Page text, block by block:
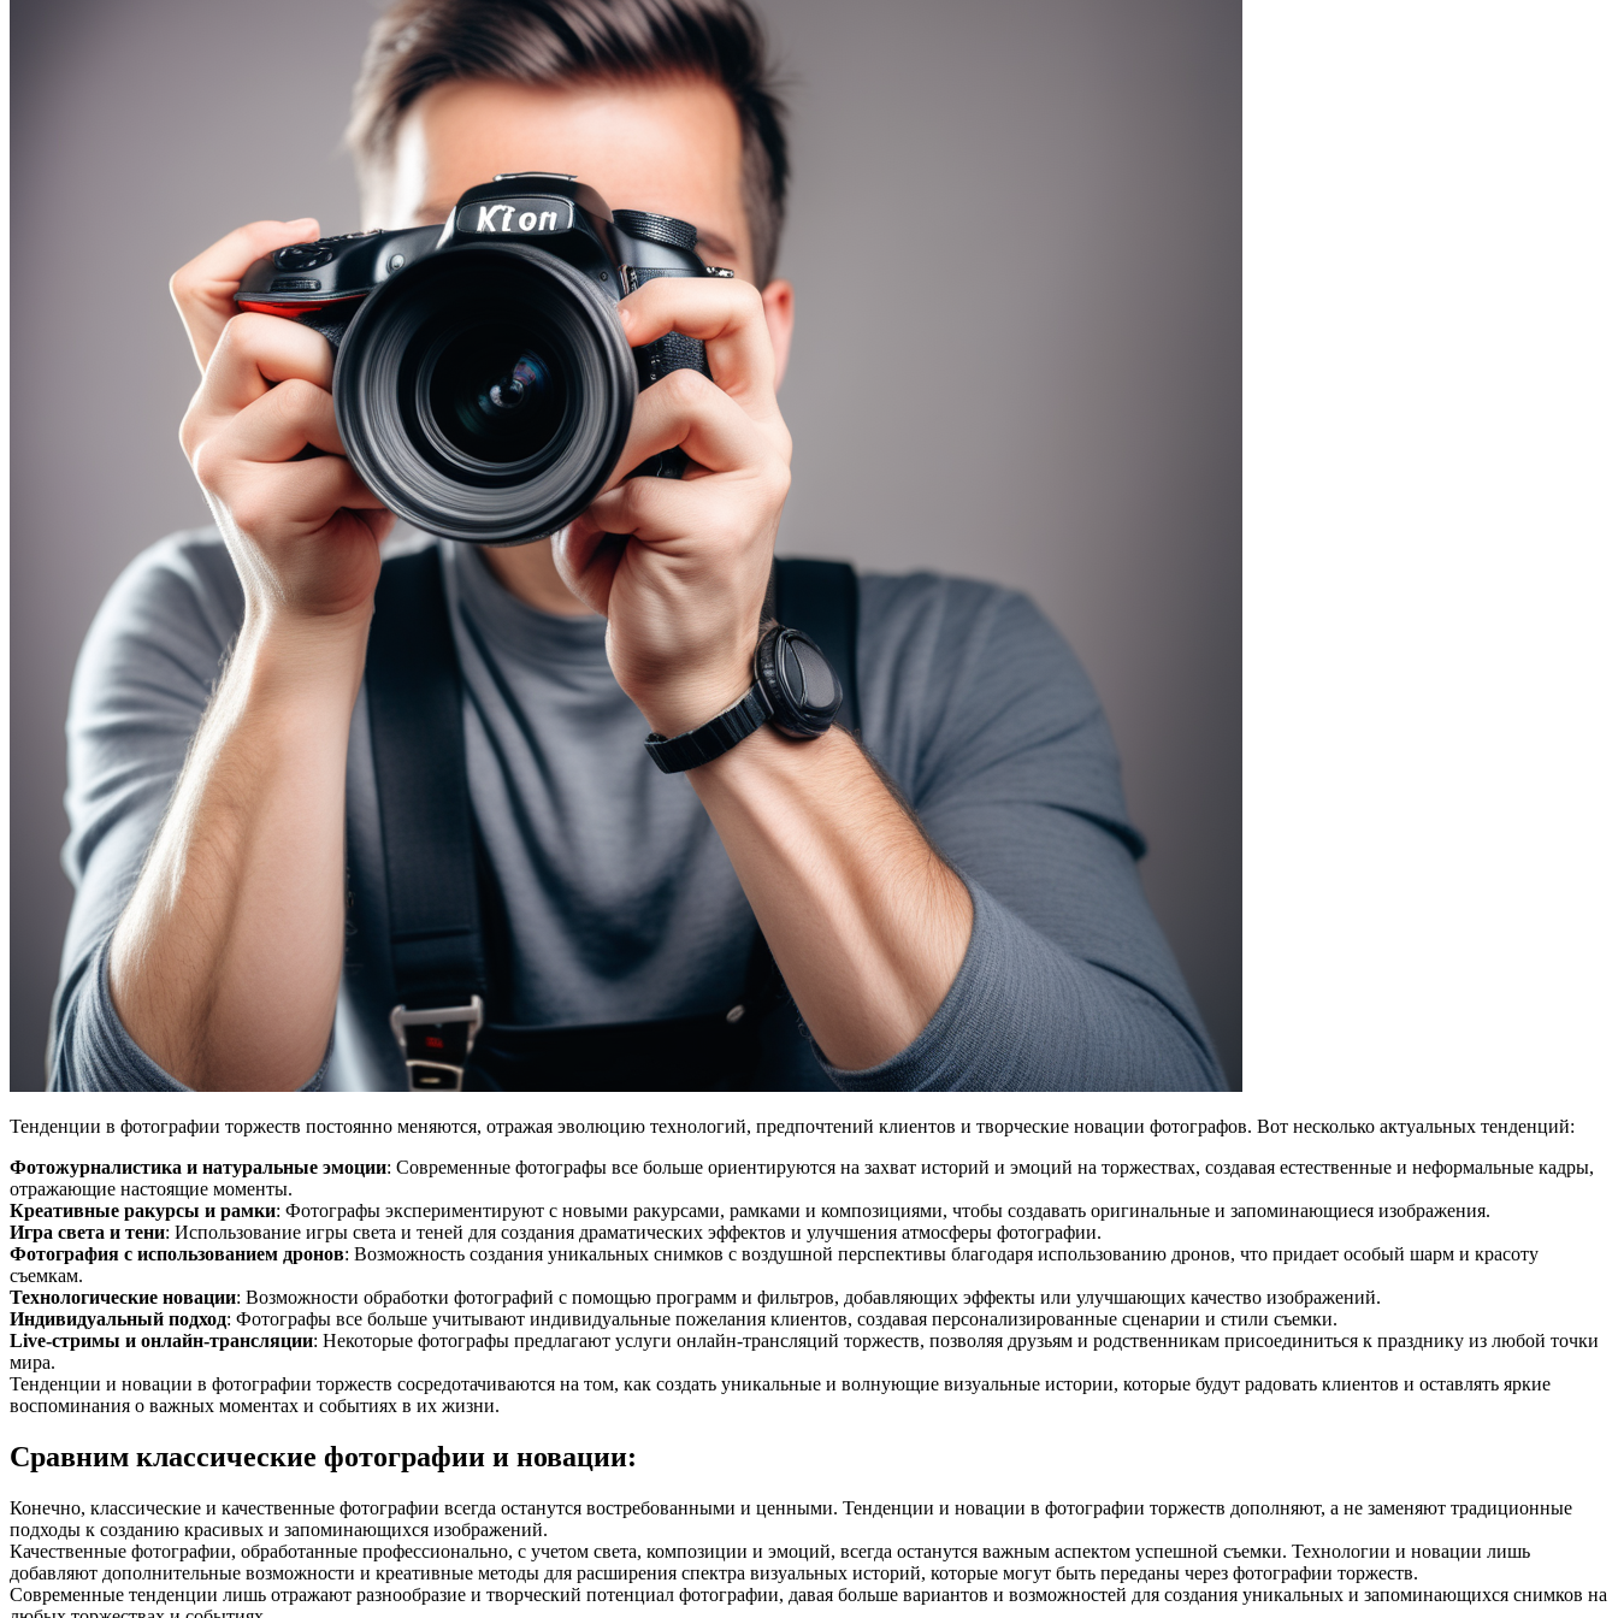
Тенденции в фотографии торжеств постоянно меняются, отражая эволюцию технологий, предпочтений клиентов и творческие новации фотографов. Вот несколько актуальных тенденций:
Фотожурналистика и натуральные эмоции: Современные фотографы все больше ориентируются на захват историй и эмоций на торжествах, создавая естественные и неформальные кадры,
отражающие настоящие моменты.
Креативные ракурсы и рамки: Фотографы экспериментируют с новыми ракурсами, рамками и композициями, чтобы создавать оригинальные и запоминающиеся изображения.
Игра света и тени: Использование игры света и теней для создания драматических эффектов и улучшения атмосферы фотографии.
Фотография с использованием дронов: Возможность создания уникальных снимков с воздушной перспективы благодаря использованию дронов, что придает особый шарм и красоту
съемкам.
Технологические новации: Возможности обработки фотографий с помощью программ и фильтров, добавляющих эффекты или улучшающих качество изображений.
Индивидуальный подход: Фотографы все больше учитывают индивидуальные пожелания клиентов, создавая персонализированные сценарии и стили съемки.
Live-стримы и онлайн-трансляции: Некоторые фотографы предлагают услуги онлайн-трансляций торжеств, позволяя друзьям и родственникам присоединиться к празднику из любой точки
мира.
Тенденции и новации в фотографии торжеств сосредотачиваются на том, как создать уникальные и волнующие визуальные истории, которые будут радовать клиентов и оставлять яркие
воспоминания о важных моментах и событиях в их жизни.
Сравним классические фотографии и новации:
Конечно, классические и качественные фотографии всегда останутся востребованными и ценными. Тенденции и новации в фотографии торжеств дополняют, а не заменяют традиционные
подходы к созданию красивых и запоминающихся изображений.
Качественные фотографии, обработанные профессионально, с учетом света, композиции и эмоций, всегда останутся важным аспектом успешной съемки. Технологии и новации лишь
добавляют дополнительные возможности и креативные методы для расширения спектра визуальных историй, которые могут быть переданы через фотографии торжеств.
Современные тенденции лишь отражают разнообразие и творческий потенциал фотографии, давая больше вариантов и возможностей для создания уникальных и запоминающихся снимков на